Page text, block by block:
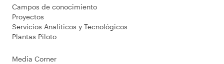
Campos de conocimiento
Proyectos
Servicios Analíticos y Tecnológicos
Plantas Piloto
Media Corner